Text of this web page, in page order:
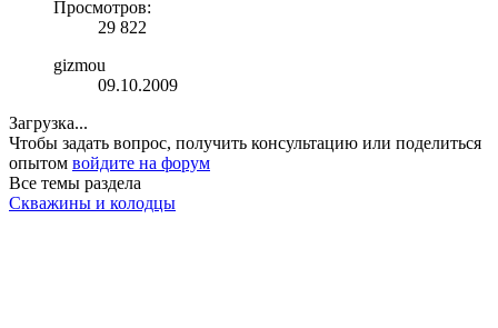
Просмотров:
29 822
gizmou
09.10.2009
Загрузка...
Чтобы задать вопрос, получить консультацию или поделиться
опытом войдите на форум
Все темы раздела
Скважины и колодцы